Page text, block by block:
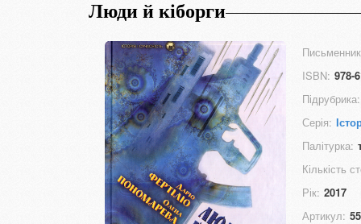
Люди й кіборги
ISBN: 978-
Підрубрика:
Серія:
Палітурка:
Кількість
Рік: 2017
Артикул: